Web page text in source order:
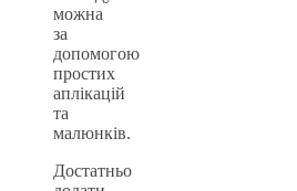
можна
за
допомогою
простих
аплікацій
та
малюнків.
Достатньо